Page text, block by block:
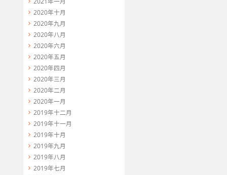
2020年十月
2020年九月
2020年八月
2020年六月
2020年五月
2020年四月
2020年三月
2020年二月
2020年一月
2019年十二月
2019年十一月
2019年十月
2019年九月
2019年八月
2019年七月